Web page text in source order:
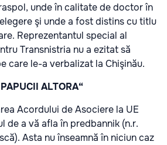
unde în calitate de doctor în
şi unde a fost distins cu titlu
Reprezentantul special al
Transnistria nu a ezitat să
care le-a verbalizat la Chişinău.
ALTORA“
Acordului de Asociere la UE
de a vă afla în predbannik (n.r.
Asta nu înseamnă în niciun caz